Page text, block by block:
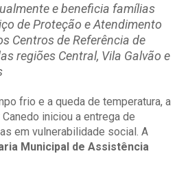
e beneficia famílias
de Proteção e Atendimento
Centros de Referência de
regiões Central, Vila Galvão e
frio e a queda de temperatura, a
iniciou a entrega de
em vulnerabilidade social. A
Municipal de Assistência